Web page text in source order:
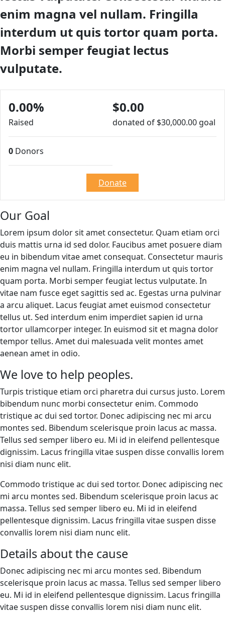
enim magna vel nullam. Fringilla
interdum ut quis tortor quam porta.
Morbi semper feugiat lectus
vulputate.
0.00%
Raised
$0.00
donated of $30,000.00 goal
0 Donors
Donate
Our Goal
Lorem ipsum dolor sit amet consectetur. Quam etiam orci
duis mattis urna id sed dolor. Faucibus amet posuere diam
eu in bibendum vitae amet consequat. Consectetur mauris
enim magna vel nullam. Fringilla interdum ut quis tortor
quam porta. Morbi semper feugiat lectus vulputate. In
vitae nam fusce eget sagittis sed ac. Egestas urna pulvinar
a arcu aliquet. Lacus feugiat amet euismod consectetur
tellus ut. Sed interdum enim imperdiet sapien id urna
tortor ullamcorper integer. In euismod sit et magna dolor
tempor tellus. Amet dui malesuada velit montes amet
aenean amet in odio.
We love to help peoples.
Turpis tristique etiam orci pharetra dui cursus justo. Lorem
bibendum nunc morbi consectetur enim. Commodo
tristique ac dui sed tortor. Donec adipiscing nec mi arcu
montes sed. Bibendum scelerisque proin lacus ac massa.
Tellus sed semper libero eu. Mi id in eleifend pellentesque
dignissim. Lacus fringilla vitae suspen disse convallis lorem
nisi diam nunc elit.
Commodo tristique ac dui sed tortor. Donec adipiscing nec
mi arcu montes sed. Bibendum scelerisque proin lacus ac
massa. Tellus sed semper libero eu. Mi id in eleifend
pellentesque dignissim. Lacus fringilla vitae suspen disse
convallis lorem nisi diam nunc elit.
Details about the cause
Donec adipiscing nec mi arcu montes sed. Bibendum
scelerisque proin lacus ac massa. Tellus sed semper libero
eu. Mi id in eleifend pellentesque dignissim. Lacus fringilla
vitae suspen disse convallis lorem nisi diam nunc elit.